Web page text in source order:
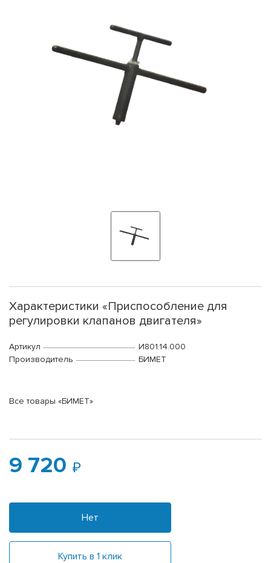
Характеристики «Приспособление для
регулировки клапанов двигателя»
Артикул
И801.14.000
Производитель
БИМЕТ
Все товары «БИМЕТ»
9 720
Нет
Купить в 1 клик